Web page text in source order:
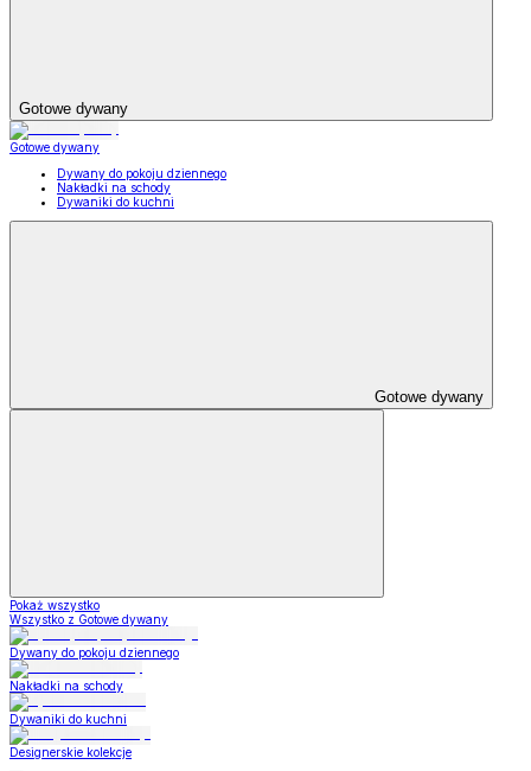
Gotowe dywany
Gotowe dywany
Dywany do pokoju dziennego
Nakładki na schody
Dywaniki do kuchni
Gotowe dywany
Pokaż wszystko
Wszystko z Gotowe dywany
Dywany do pokoju dziennego
Nakładki na schody
Dywaniki do kuchni
Designerskie kolekcje